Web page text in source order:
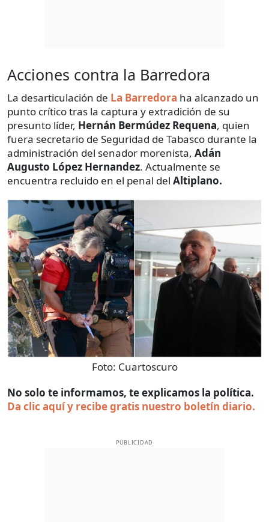
Acciones contra la Barredora
La desarticulación de La Barredora ha alcanzado un
punto crítico tras la captura y extradición de su
presunto líder, Hernán Bermúdez Requena, quien
fuera secretario de Seguridad de Tabasco durante la
administración del senador morenista, Adán
Augusto López Hernandez. Actualmente se
encuentra recluido en el penal del Altiplano.
Foto: Cuartoscuro
No solo te informamos, te explicamos la política.
Da clic aquí y recibe gratis nuestro boletín diario.
PUBLICIDAD